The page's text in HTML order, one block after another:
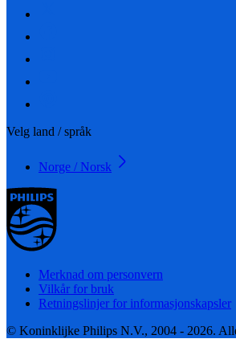
Velg land / språk
Norge / Norsk
Merknad om personvern
Vilkår for bruk
Retningslinjer for informasjonskapsler
© Koninklijke Philips N.V., 2004 - 2026.